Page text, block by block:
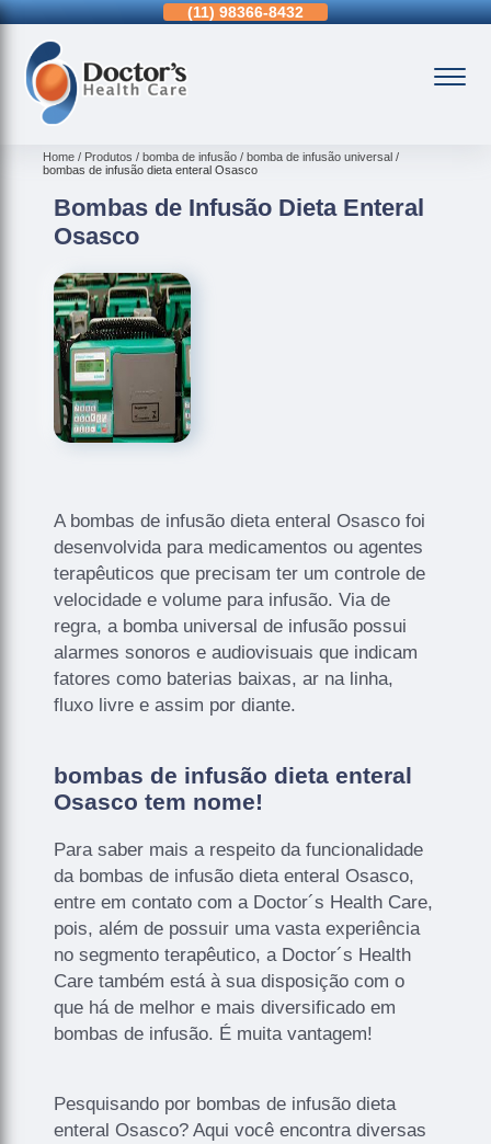
3963-0036 (11)98366-8432 (15)3326-9334
Home Produtos bomba de infusão
bomba de infusão universal
bombas de infusão dieta enteral Osasco
Bombas de Infusão Dieta Enteral
Osasco
A bombas de infusão dieta enteral Osasco foi
desenvolvida para medicamentos ou agentes
terapêuticos que precisam ter um controle de
velocidade e volume para infusão. Via de
regra, a bomba universal de infusão possui
alarmes sonoros e audiovisuais que indicam
fatores como baterias baixas, ar na linha,
fluxo livre e assim por diante.
bombas de infusão dieta enteral
Osasco tem nome!
Para saber mais a respeito da funcionalidade
da bombas de infusão dieta enteral Osasco,
entre em contato com a Doctor´s Health Care,
pois, além de possuir uma vasta experiência
no segmento terapêutico, a Doctor´s Health
Care também está à sua disposição com o
que há de melhor e mais diversificado em
bombas de infusão. É muita vantagem!
Pesquisando por bombas de infusão dieta
enteral Osasco? Aqui você encontra diversas